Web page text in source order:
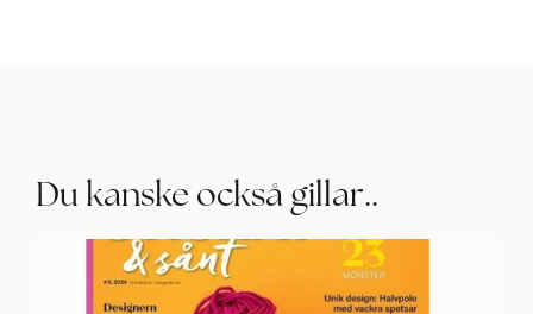
Du kanske också gillar..